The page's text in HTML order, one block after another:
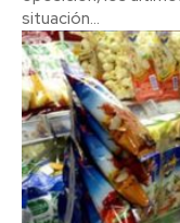
situación...